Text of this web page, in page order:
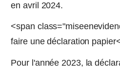
en avril 2024.
<span
faire une déclaration
Pour l'année 2023, la